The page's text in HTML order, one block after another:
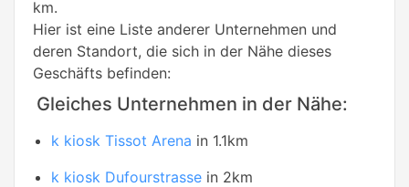
km.
Hier ist eine Liste anderer Unternehmen und
deren Standort, die sich in der Nähe dieses
Geschäfts befinden:
Gleiches Unternehmen in der Nähe:
k kiosk Tissot Arena in 1.1km
k kiosk Dufourstrasse in 2km